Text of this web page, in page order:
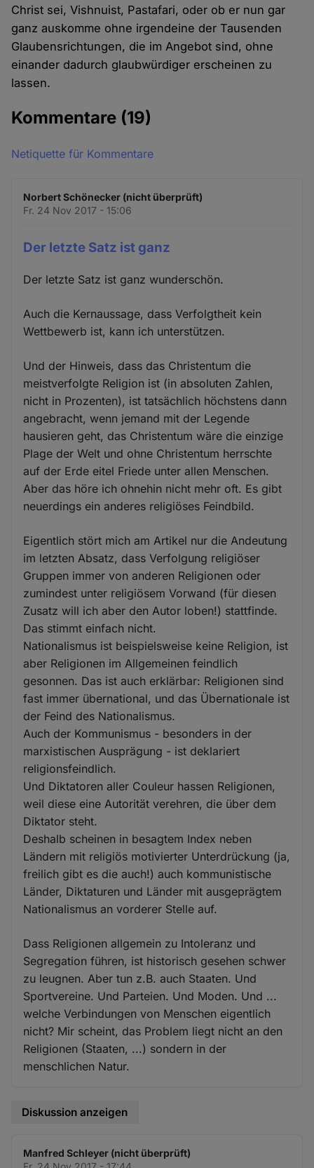
Christ sei, Vishnuist, Pastafari, oder ob er nun gar
ganz auskomme ohne irgendeine der Tausenden
Glaubensrichtungen, die im Angebot sind, ohne
einander dadurch glaubwürdiger erscheinen zu
lassen.
Kommentare (19)
Netiquette für Kommentare
Norbert Schönecker (nicht überprüft)
Fr. 24 Nov 2017 - 15:06
Der letzte Satz ist ganz
Der letzte Satz ist ganz wunderschön.
Auch die Kernaussage, dass Verfolgtheit kein
Wettbewerb ist, kann ich unterstützen.
Und der Hinweis, dass das Christentum die
meistverfolgte Religion ist (in absoluten Zahlen,
nicht in Prozenten), ist tatsächlich höchstens dann
angebracht, wenn jemand mit der Legende
hausieren geht, das Christentum wäre die einzige
Plage der Welt und ohne Christentum herrschte
auf der Erde eitel Friede unter allen Menschen.
Aber das höre ich ohnehin nicht mehr oft. Es gibt
neuerdings ein anderes religiöses Feindbild.
Eigentlich stört mich am Artikel nur die Andeutung
im letzten Absatz, dass Verfolgung religiöser
Gruppen immer von anderen Religionen oder
zumindest unter religiösem Vorwand (für diesen
Zusatz will ich aber den Autor loben!) stattfinde.
Das stimmt einfach nicht.
Nationalismus ist beispielsweise keine Religion, ist
aber Religionen im Allgemeinen feindlich
gesonnen. Das ist auch erklärbar: Religionen sind
fast immer übernational, und das Übernationale ist
der Feind des Nationalismus.
Auch der Kommunismus - besonders in der
marxistischen Ausprägung - ist deklariert
religionsfeindlich.
Und Diktatoren aller Couleur hassen Religionen,
weil diese eine Autorität verehren, die über dem
Diktator steht.
Deshalb scheinen in besagtem Index neben
Ländern mit religiös motivierter Unterdrückung (ja,
freilich gibt es die auch!) auch kommunistische
Länder, Diktaturen und Länder mit ausgeprägtem
Nationalismus an vorderer Stelle auf.
Dass Religionen allgemein zu Intoleranz und
Segregation führen, ist historisch gesehen schwer
zu leugnen. Aber tun z.B. auch Staaten. Und
Sportvereine. Und Parteien. Und Moden. Und ...
welche Verbindungen von Menschen eigentlich
nicht? Mir scheint, das Problem liegt nicht an den
Religionen (Staaten, ...) sondern in der
menschlichen Natur.
Diskussion anzeigen
Manfred Schleyer (nicht überprüft)